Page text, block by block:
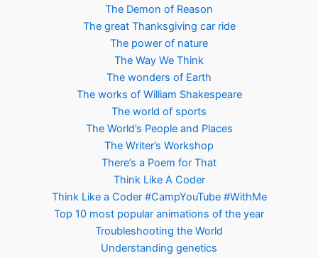
The Demon of Reason
The great Thanksgiving car ride
The power of nature
The Way We Think
The wonders of Earth
The works of William Shakespeare
The world of sports
The World’s People and Places
The Writer’s Workshop
There’s a Poem for That
Think Like A Coder
Think Like a Coder #CampYouTube #WithMe
Top 10 most popular animations of the year
Troubleshooting the World
Understanding genetics